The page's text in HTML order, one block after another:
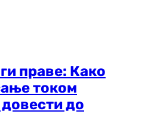
праве: Како
током
до